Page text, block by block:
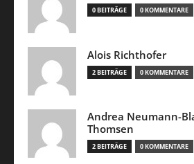
0 BEITRÄGE 0 KOMMENTARE
Alois Richthofer
2 BEITRÄGE 0 KOMMENTARE
Andrea Neumann-
Thomsen
2 BEITRÄGE 0 KOMMENTARE